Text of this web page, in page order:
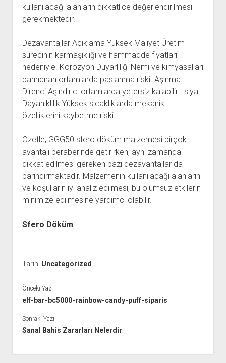
kullanılacağı alanların dikkatlice değerlendirilmesi
gerekmektedir.
Dezavantajlar Açıklama Yüksek Maliyet Üretim
sürecinin karmaşıklığı ve hammadde fiyatları
nedeniyle. Korozyon Duyarlılığı Nemi ve kimyasalları
barındıran ortamlarda paslanma riski. Aşınma
Direnci Aşındırıcı ortamlarda yetersiz kalabilir. Isıya
Dayanıklılık Yüksek sıcaklıklarda mekanik
özelliklerini kaybetme riski.
Özetle, GGG50 sfero döküm malzemesi birçok
avantajı beraberinde getirirken, aynı zamanda
dikkat edilmesi gereken bazı dezavantajlar da
barındırmaktadır. Malzemenin kullanılacağı alanların
ve koşulların iyi analiz edilmesi, bu olumsuz etkilerin
minimize edilmesine yardımcı olabilir.
Sfero Döküm
Tarih: Uncategorized
Önceki Yazı
elf-bar-bc5000-rainbow-candy-puff-siparis
Sonraki Yazı
Sanal Bahis Zararları Nelerdir